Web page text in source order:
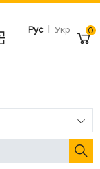
Рус | Укр 0